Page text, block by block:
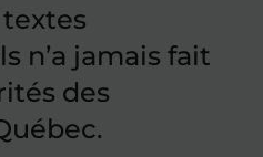
n’a jamais fait
des